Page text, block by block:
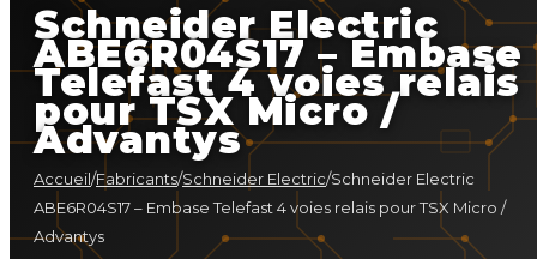
Schneider Electric
ABE6R04S17 – Embase
Telefast 4 voies relais
pour TSX Micro /
Advantys
Accueil/Fabricants/Schneider Electric/Schneider Electric
ABE6R04S17 – Embase Telefast 4 voies relais pour TSX Micro /
Advantys